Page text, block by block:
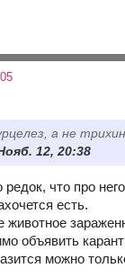
а не
12, 20:38
редок, что про
есть.
объявить
можно